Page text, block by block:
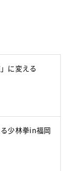
に変える
少林拳in福岡